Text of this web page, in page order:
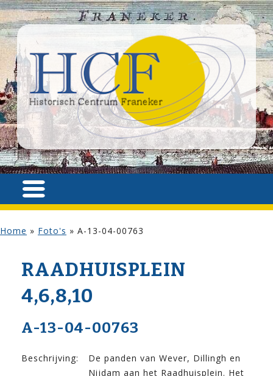
Home » Foto's » A-13-04-00763
RAADHUISPLEIN
4,6,8,10
A-13-04-00763
Beschrijving:
De panden van Wever, Dillingh en
Nijdam aan het Raadhuisplein. Het